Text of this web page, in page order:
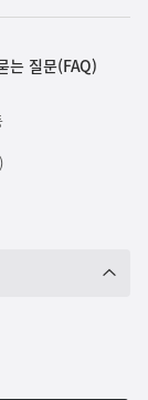
는 질문(FAQ)